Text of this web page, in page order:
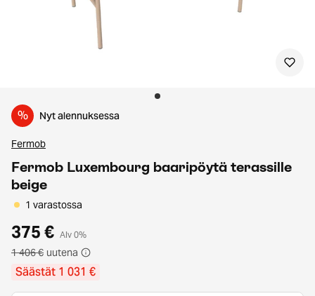
% Nyt alennuksessa
Fermob
Fermob Luxembourg baaripöytä terassille
beige
1 varastossa
375 € Alv 0%
1 406 € uutena
Säästät 1 031 €